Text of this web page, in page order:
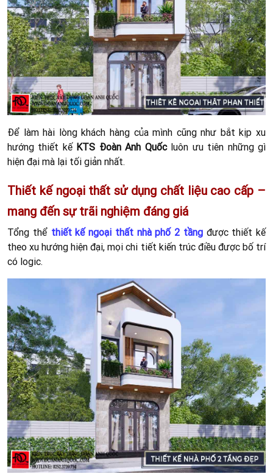
Để làm hài lòng khách hàng của mình cũng như bắt kịp xu
hướng thiết kế KTS Đoàn Anh Quốcluôn ưu tiên những gì
hiện đại mà lại tối giản nhất.
Thiết kế ngoại thất sử dụng chất liệu cao cấp –
mang đến sự trãi nghiệm đáng giá
Tổng thể thiết kế ngoại thất nhà phố 2 tầngđược thiết kế
theo xu hướng hiện đại, mọi chi tiết kiến trúc điều được bố trí
có logic.